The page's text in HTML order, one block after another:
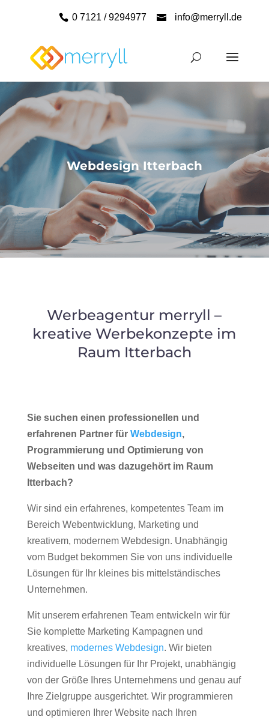
0 7121 / 9294977 info@merryll.de
Webdesign Itterbach
Werbeagentur merryll –
kreative Werbekonzepte im
Raum Itterbach
Sie suchen einen professionellen und
erfahrenen Partner für Webdesign,
Programmierung und Optimierung von
Webseiten und was dazugehört im Raum
Itterbach?
Wir sind ein erfahrenes, kompetentes Team im
Bereich Webentwicklung, Marketing und
kreativem, modernem Webdesign. Unabhängig
vom Budget bekommen Sie von uns individuelle
Lösungen für Ihr kleines bis mittelständisches
Unternehmen.
Mit unserem erfahrenen Team entwickeln wir für
Sie komplette Marketing Kampagnen und
kreatives, modernes Webdesign. Wir bieten
individuelle Lösungen für Ihr Projekt, unabhängig
von der Größe Ihres Unternehmens und genau auf
Ihre Zielgruppe ausgerichtet. Wir programmieren
und optimieren Ihrer Website nach Ihren